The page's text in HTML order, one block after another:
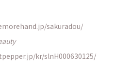
sakuradou/
kr/slnH000630125/